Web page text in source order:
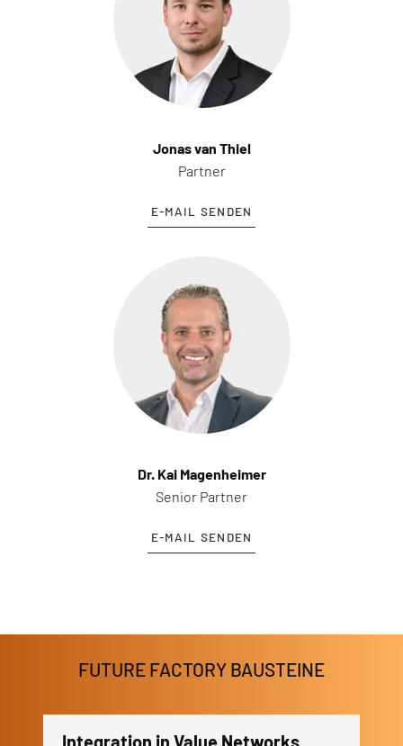
Jonas van Thiel
Partner
E-MAIL SENDEN
Dr. Kai Magenheimer
Senior Partner
E-MAIL SENDEN
FUTURE FACTORY BAUSTEINE
Green Building